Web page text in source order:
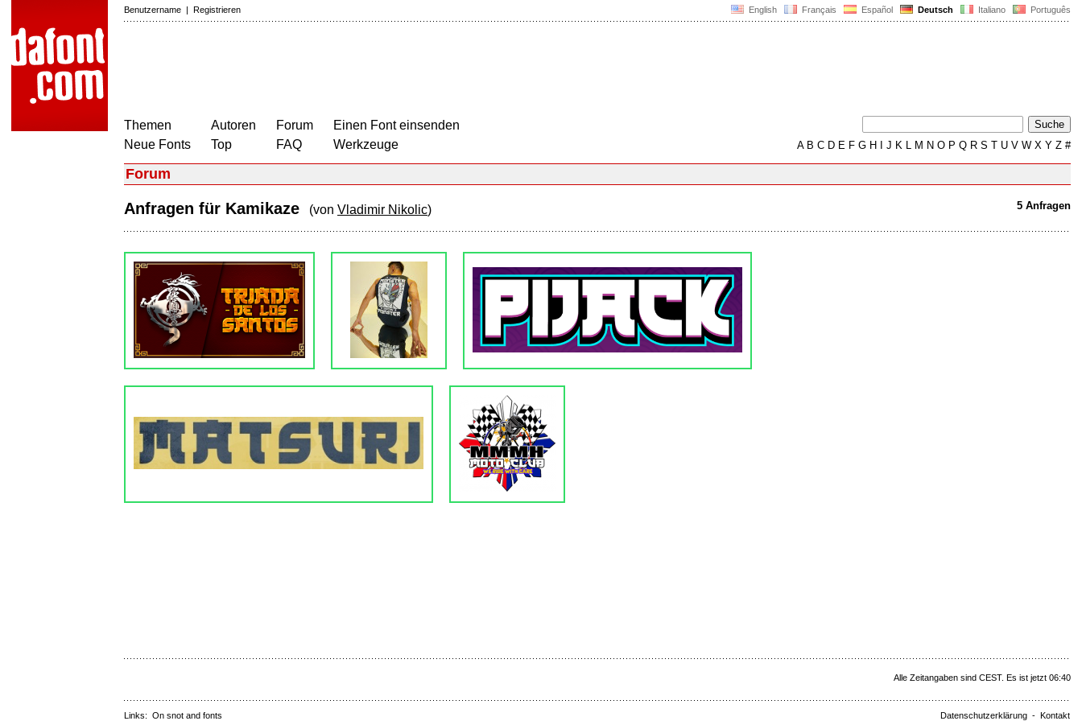
English Français Español Deutsch Italiano Português
Benutzername | Registrieren
Themen
Neue Fonts
Autoren
Top
Forum
FAQ
Einen Font einsenden
Werkzeuge
AB C D E F G H J K L M N O P Q R S T U V W X Y Z #
Forum
5 Anfragen
Anfragen für Kamikaze (von Vladimir Nikolic)
Alle Zeitangaben sind CEST. Es ist jetzt 06:40
Datenschutzerklärung - Kontakt
Links: On snot and fonts